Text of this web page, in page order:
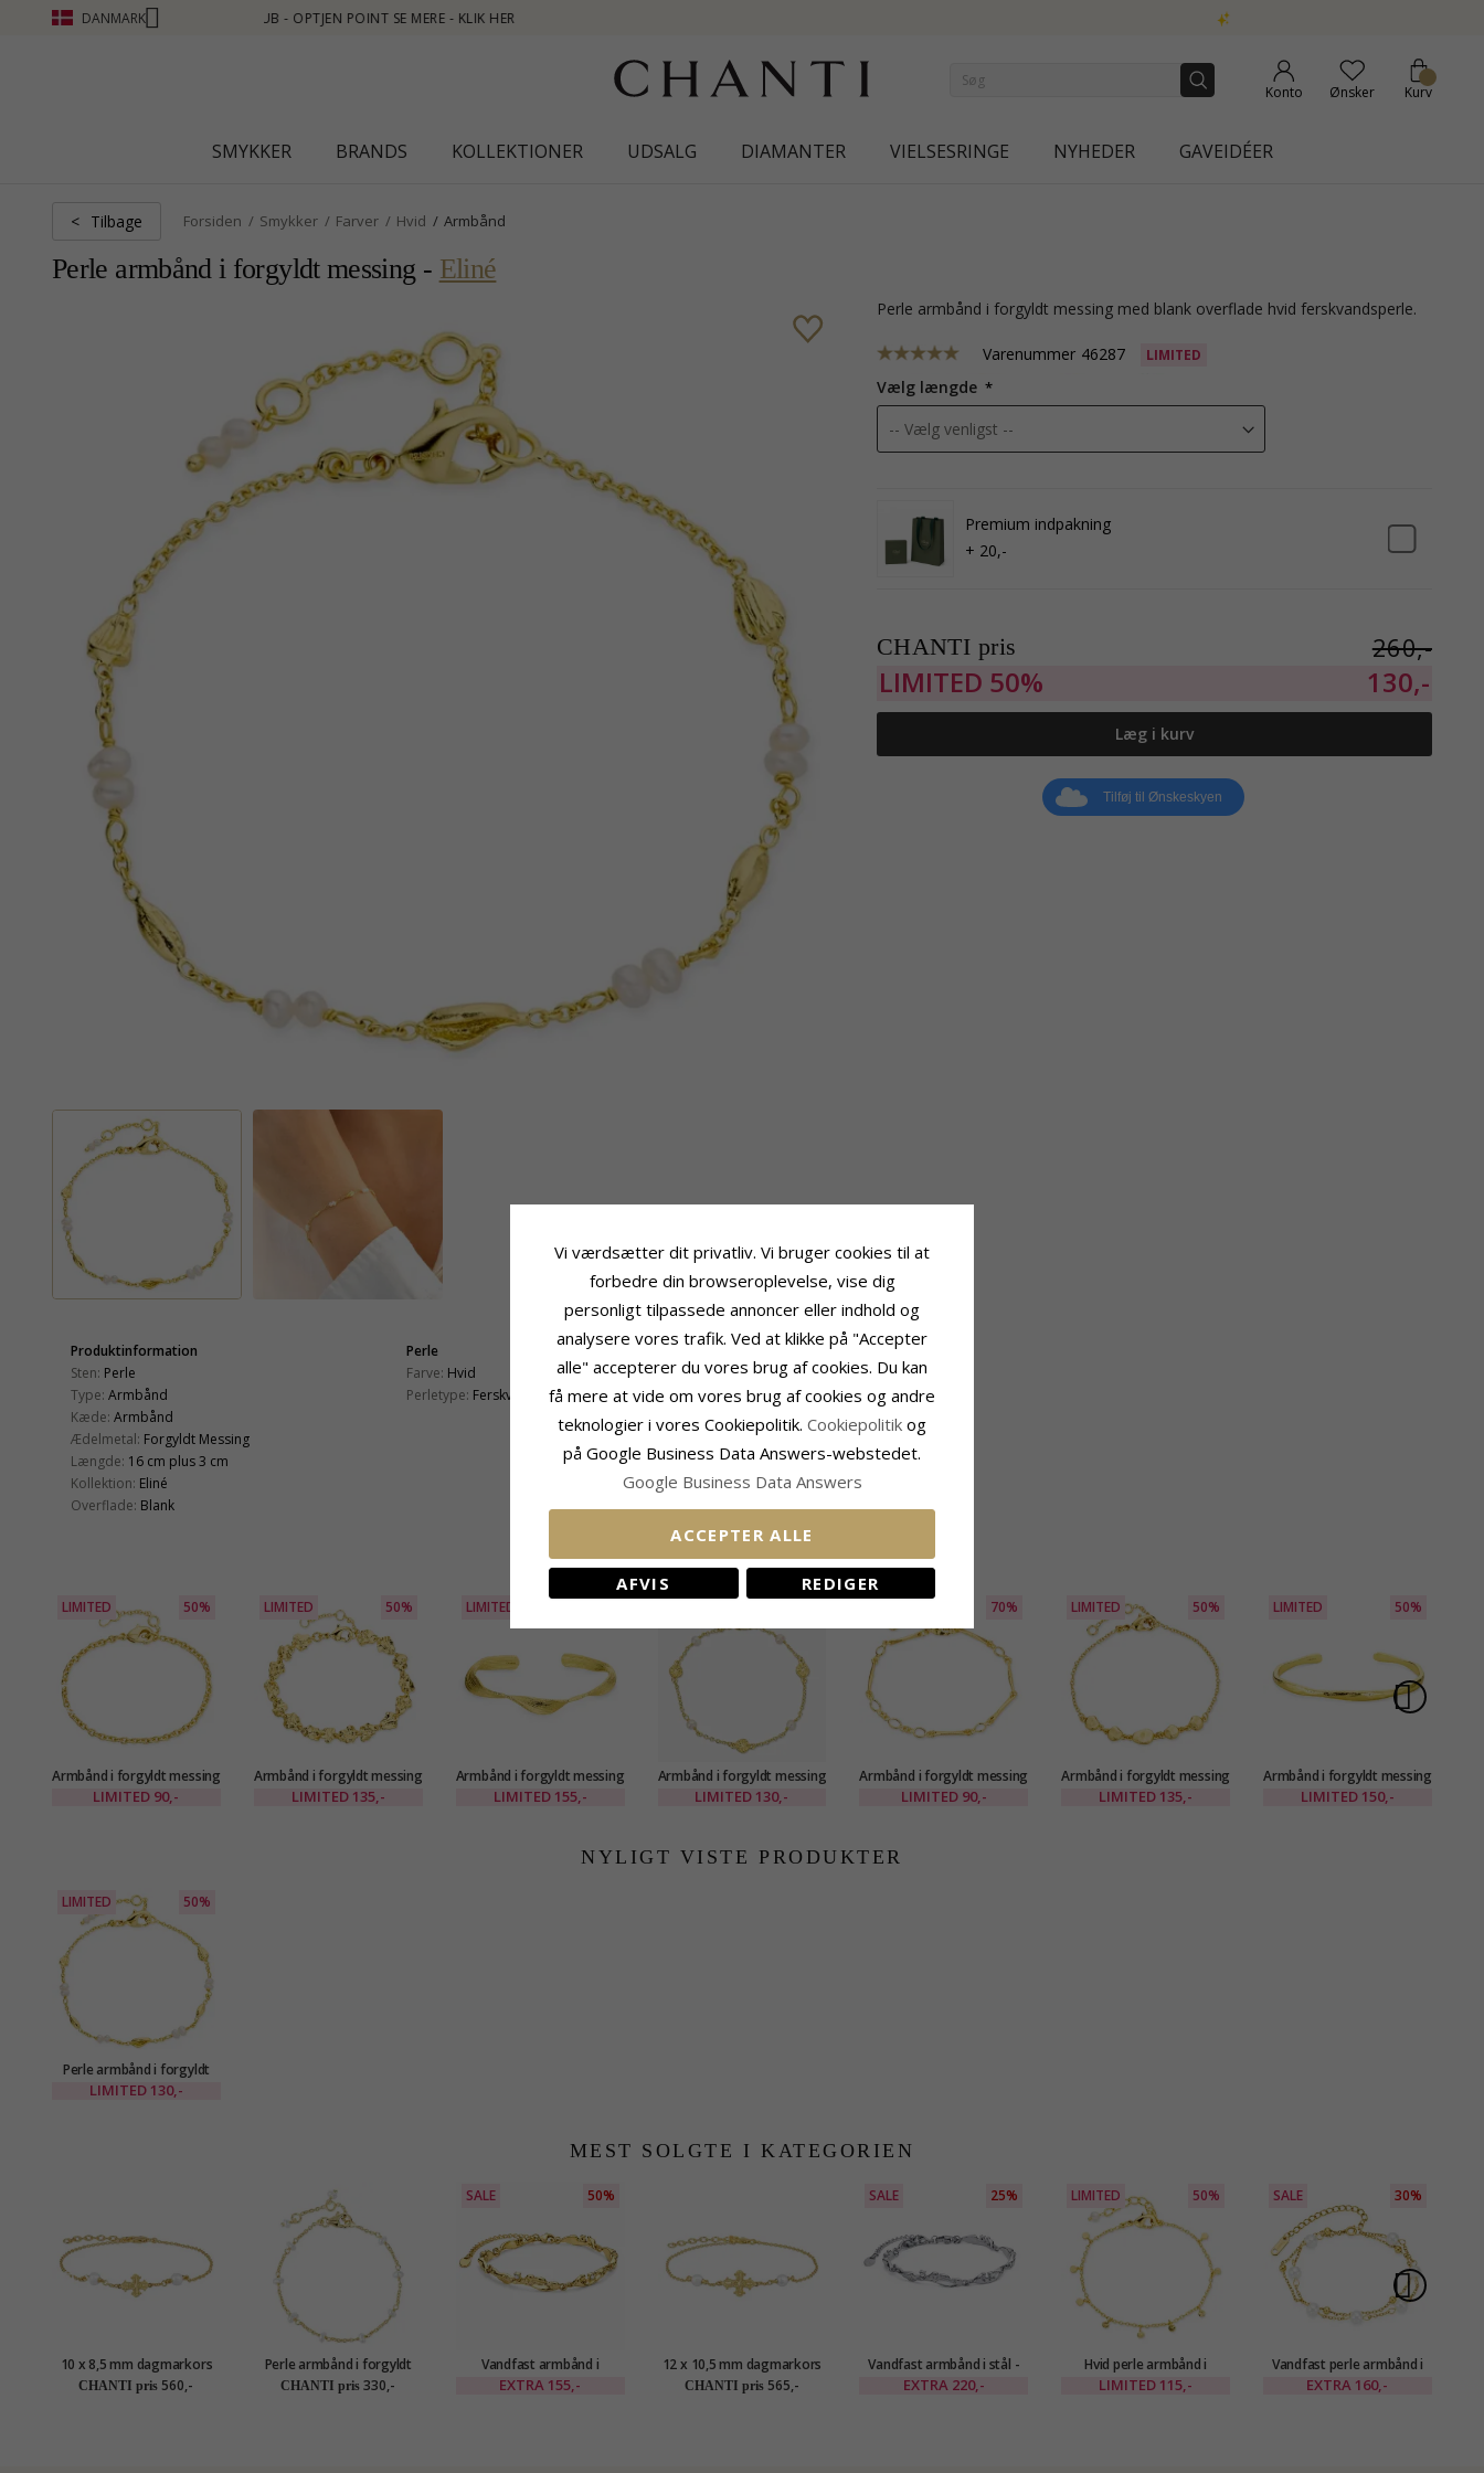
DANMARK
- KLIK HER
Konto Ønsker Kurv
SMYKKER BRANDS KOLLEKTIONER UDSALG DIAMANTER VIELSESRINGE NYHEDER GAVEIDÉER
< Tilbage Forsiden Smykker Farver Hvid Armbånd
Perle armbånd i forgyldt messing - Eliné
perle armbånd i forgyldt messing med blank overflade hvid ferskvandsperle.
Varenummer 46287 LIMITED
Vælg længde
Premium indpakning
+ 20,-
CHANTI pris 260,-
LIMITED 50% 130,-
Læg i kurv
Tilføj til Ønskeskyen
Produktinformation
Sten: Perle
Type: Armbånd
Kæde: Armbånd
Ædelmetal: Forgyldt Messing
Længde: 16 cm plus 3 cm
Kollektion: Eliné
Overflade: Blank
Perle
Farve: Hvid
Perletype: Ferskvandsperle
Fatning
Bredde: 3,5 mm
RELATEREDE PRODUKTER
LIMITED 50%
Armbånd i forgyldt messing
- Eliné
LIMITED 90,-
LIMITED 50%
Armbånd i forgyldt messing
- Eliné
LIMITED 135,-
LIMITED
Armbånd i forgyldt messing
- Eliné
LIMITED 155,-
Armbånd i forgyldt messing
- Eliné
LIMITED 130,-
70%
Armbånd i forgyldt messing
- Eliné
LIMITED 90,-
LIMITED 50%
Armbånd i forgyldt messing
- Eliné
LIMITED 135,-
LIMITED 50%
Armbånd i forgyldt messing
- Eliné
LIMITED 150,-
NYLIGT VISTE PRODUKTER
LIMITED 50%
Perle armbånd i forgyldt
messing - Eliné
LIMITED 130,-
MEST SOLGTE I KATEGORIEN
10 x 8,5 mm dagmarkors
perle armbånd i forgyldt
sølv - Amoré
CHANTI pris 560,-
Perle armbånd i forgyldt
sølv
CHANTI pris 330,-
SALE 50%
Vandfast armbånd i
forgyldt stål - OCEANA
EXTRA 155,-
12 x 10,5 mm dagmarkors
perle armbånd i forgyldt
sølv - Amoré
CHANTI pris 565,-
SALE 25%
Vandfast armbånd i stål -
OCEANA
EXTRA 220,-
LIMITED 50%
Hvid perle armbånd i
forgyldt messing - Eliné
LIMITED 115,-
SALE 30%
Vandfast perle armbånd i
forgyldt stål - OCEANA
EXTRA 160,-
Vi værdsætter dit privatliv. Vi bruger cookies til at
forbedre din browseroplevelse, vise dig
personligt tilpassede annoncer eller indhold og
analysere vores trafik. Ved at klikke på "Accepter
alle" accepterer du vores brug af cookies. Du kan
få mere at vide om vores brug af cookies og andre
teknologier i vores Cookiepolitik. Cookiepolitik og
på Google Business Data Answers-webstedet.
Google Business Data Answers
ACCEPTER ALLE
AFVIS REDIGER